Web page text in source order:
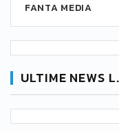
FANTA MEDIA
ULTIME NEWS